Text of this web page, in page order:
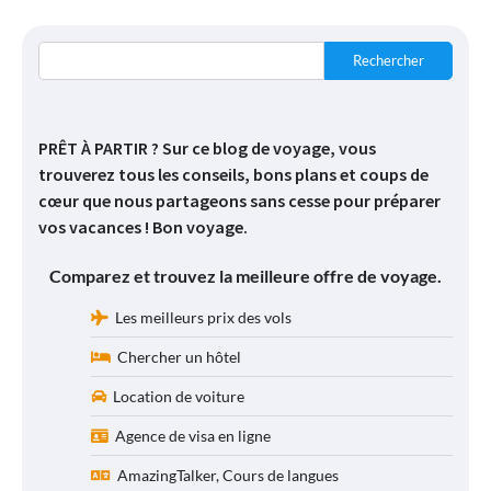
Rechercher
PRÊT À PARTIR ? Sur ce blog de voyage, vous
trouverez tous les conseils, bons plans et coups de
cœur que nous partageons sans cesse pour préparer
vos vacances ! Bon voyage.
Comparez et trouvez la meilleure offre de voyage.
Les meilleurs prix des vols
Chercher un hôtel
Location de voiture
Agence de visa en ligne
AmazingTalker, Cours de langues